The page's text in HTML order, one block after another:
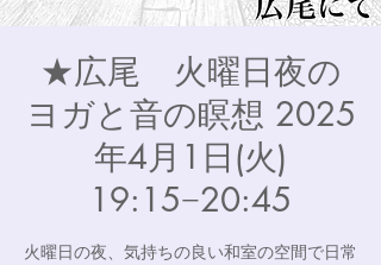
★広尾 火曜日夜の
ヨガと音の瞑想 2025
年4月1日(火)
19:15−20:45
火曜日の夜、気持ちの良い和室の空間で日常